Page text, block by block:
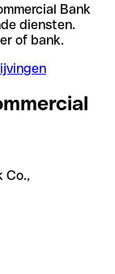
Bank
diensten.
of bank.
Co.,